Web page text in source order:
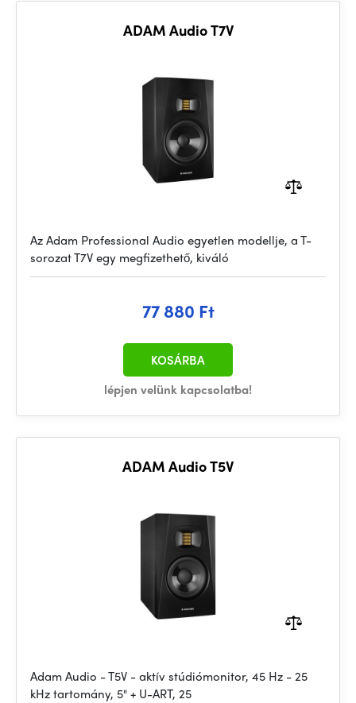
ADAM Audio T7V
Az Adam Professional Audio egyetlen modellje, a T-
sorozat T7V egy megfizethető, kiváló
77 880 Ft
lépjen velünk kapcsolatba!
KOSÁRBA
ADAM Audio T5V
Adam Audio - T5V - aktív stúdiómonitor, 45 Hz - 25
kHz tartomány, 5" + U-ART, 25